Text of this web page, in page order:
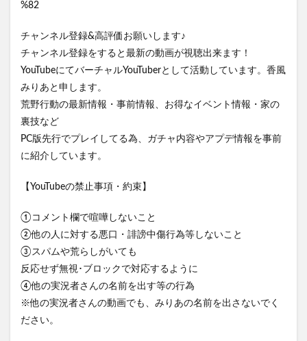
%82
チャンネル登録&高評価お願いします♪
チャンネル登録をすると最新の動画が視聴出来ます！
YouTubeにてバーチャルYouTuberとして活動しています。香風
みりあと申します。
荒野行動の最新情報・事前情報、お得なイベント情報・家の
裏技など
PC版先行でプレイしてる為、ガチャ内容やアプデ情報を事前
に紹介しています。
【YouTubeの禁止事項・約束】
①コメント欄で喧嘩しないこと
②他の人に対する悪口・誹謗中傷行為等しないこと
③スパムや荒らしがいても
反応せず無視･ブロックで対応するように
④他の実況者さんの名前を出す等の行為
※他の実況者さんの動画でも、みりあの名前を出さないでく
ださい。